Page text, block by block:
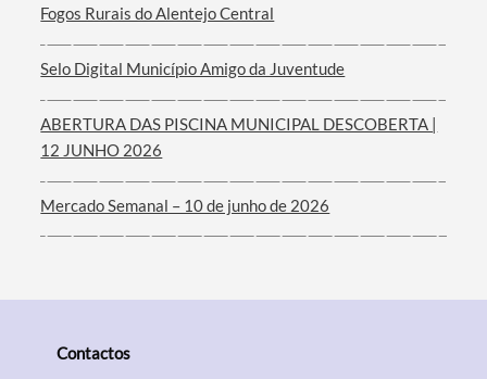
Filtros
Fogos Rurais do Alentejo Central
Selo Digital Município Amigo da Juventude
ABERTURA DAS PISCINA MUNICIPAL DESCOBERTA |
12 JUNHO 2026
Mercado Semanal – 10 de junho de 2026
Contactos